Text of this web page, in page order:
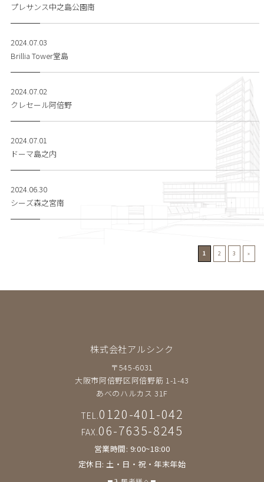
プレサンス中之島公園南
2024.07.03
Brillia Tower堂島
2024.07.02
クレセール阿倍野
2024.07.01
ドーマ島之内
2024.06.30
シーズ森之宮南
1 2 3 »
株式会社アルシンク
〒545-6031
大阪市阿倍野区阿倍野筋 1-1-43
あべのハルカス 31F
TEL.0120-401-042
FAX.06-7635-8245
営業時間: 9:00~18:00
定休日: 土・日・祝・年末年始